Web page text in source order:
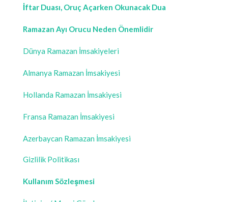
İftar Duası, Oruç Açarken Okunacak Dua
Ramazan Ayı Orucu Neden Önemlidir
Dünya Ramazan İmsakiyeleri
Almanya Ramazan İmsakiyesi
Hollanda Ramazan İmsakiyesi
Fransa Ramazan İmsakiyesi
Azerbaycan Ramazan İmsakiyesi
Gizlilik Politikası
Kullanım Sözleşmesi